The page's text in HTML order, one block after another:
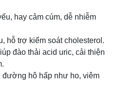
hay cảm cúm, dễ nhiễm
hỗ trợ kiểm soát cholesterol.
đào thải acid uric, cải thiện
đường hô hấp như ho, viêm